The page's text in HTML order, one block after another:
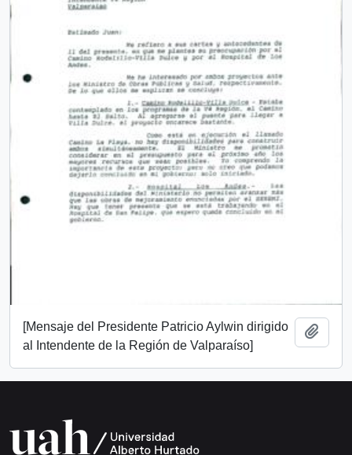
[Mensaje del Presidente Patricio Aylwin dirigido
al Intendente de la Región de Valparaíso]